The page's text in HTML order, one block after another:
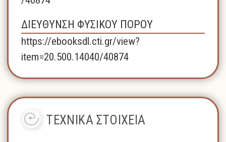
ΔΙΕΥΘΥΝΣΗ ΦΥΣΙΚΟΥ ΠΟΡΟΥ
https://ebooksdl.cti.gr/view?
item=20.500.14040/40874
ΤΕΧΝΙΚΑ ΣΤΟΙΧΕΙΑ